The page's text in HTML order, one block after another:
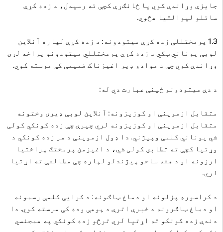
جایزې وړاندې کوي یا ځانګړې کچې ته رسیدل، د زده کړې
ساتلو لیوالتیا هڅوي.
1.3 پرمختللې زده کړې میتودونه: د زده کړې لپاره آنلاین
لوبې یوناني ټکي د زده کړې پرمختللي میتودونو پراخه لړۍ
وړاندې کوي چې د موادو ډیر اغیزناک ضمیمې کې مرسته کوي.
د دې میتودونو ځینې عبارت دي له:
متقابل ازموینې او کوزیزونه: آنلاین لوبې ډیری وختونه
متقابل ازموینې او کوزیزونه لري چیرې چې زده کونکي کولی
شي یوناني کلمې وپیژني. دا ډول ازموینې د هر زده کونکي د
وړتیا کچې ته تطابق کولی شي، د اغیزمن پرمختګ پراختیا
ارزونه او د هغه ساحو پیژندلو لپاره چې مطالعې ته اړتیا
لري.
د کراسورډ پزلونه او دماغ ټاګونه: د کرایې کلمې رسمونه
او دماغ ټاګرونه د خبرې اترې د پوهې وده کې مرسته کوي. دا
دندې زده کونکو ته اړتیا لري ترڅو زده کونکي په همجنسي